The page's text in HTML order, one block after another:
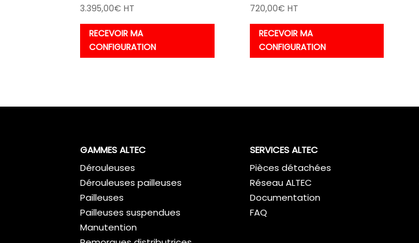
3.395,00€ HT
RECEVOIR MA
CONFIGURATION
720,00€ HT
RECEVOIR MA
CONFIGURATION
GAMMES ALTEC
Dérouleuses
Dérouleuses pailleuses
Pailleuses
Pailleuses suspendues
Manutention
SERVICES ALTEC
Pièces détachées
Réseau ALTEC
Documentation
FAQ